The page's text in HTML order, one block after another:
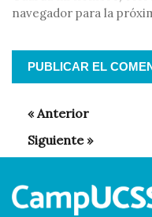
navegador para la